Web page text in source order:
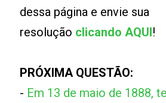
dessa página e envie sua
resolução clicando AQUI!
PRÓXIMA QUESTÃO:
- Em 13 de maio de 1888,